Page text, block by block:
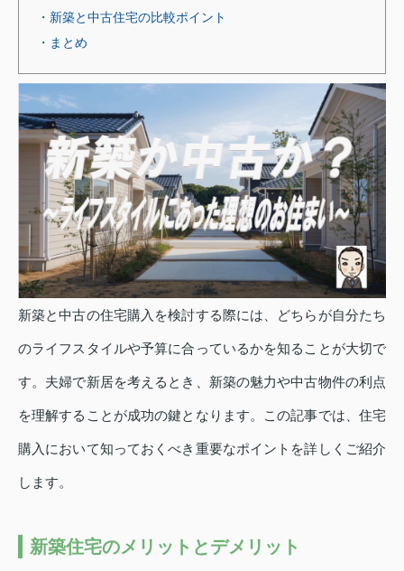
・新築と中古住宅の比較ポイント
・まとめ
新築と中古の住宅購入を検討する際には、どちらが自分たち
のライフスタイルや予算に合っているかを知ることが大切で
す。夫婦で新居を考えるとき、新築の魅力や中古物件の利点
を理解することが成功の鍵となります。この記事では、住宅
購入において知っておくべき重要なポイントを詳しくご紹介
します。
新築住宅のメリットとデメリット